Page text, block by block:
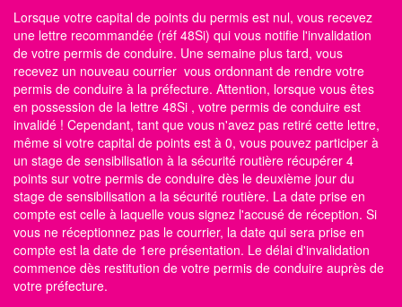
Lorsque votre capital de points du permis est nul, vous recevez
une lettre recommandée (réf 48Si) qui vous notifie l'invalidation
de votre permis de conduire. Une semaine plus tard, vous
recevez un nouveau courrier vous ordonnant de rendre votre
permis de conduire à la préfecture. Attention, lorsque vous êtes
en possession de la lettre 48Si , votre permis de conduire est
invalidé ! Cependant, tant que vous n'avez pas retiré cette lettre,
même si votre capital de points est à 0, vous pouvez participer à
un stage de sensibilisation à la sécurité routière récupérer 4
points sur votre permis de conduire dès le deuxième jour du
stage de sensibilisation a la sécurité routière. La date prise en
compte est celle à laquelle vous signez l'accusé de réception. Si
vous ne réceptionnez pas le courrier, la date qui sera prise en
compte est la date de 1ere présentation. Le délai d'invalidation
commence dès restitution de votre permis de conduire auprès de
votre préfecture.